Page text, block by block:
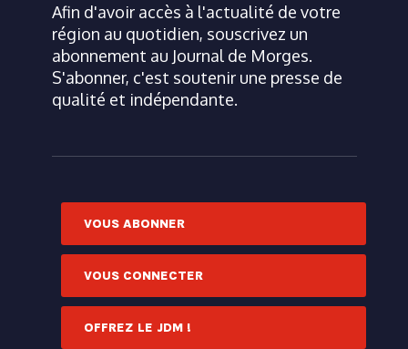
Afin d'avoir accès à l'actualité de votre
région au quotidien, souscrivez un
abonnement au Journal de Morges.
S'abonner, c'est soutenir une presse de
qualité et indépendante.
VOUS ABONNER
VOUS CONNECTER
OFFREZ LE JDM !